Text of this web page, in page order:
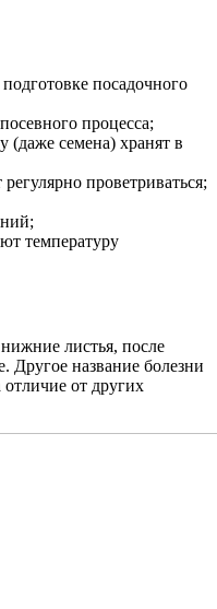
посадочного
процесса;
(даже семена) хранят в
проветриваться;
температуру
листья, после
Другое название болезни
отличие от других